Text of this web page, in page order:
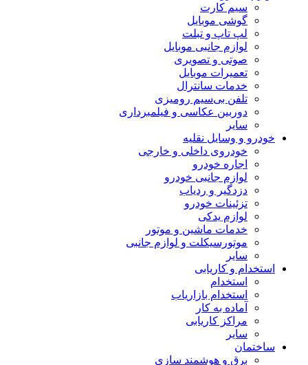
سیم کارت
گوشی موبایل
لپ تاپ و تبلت
لوازم جانبی موبایل
صوتی و تصویری
تعمیرات موبایل
خدمات سانترال
تلفن بی‌سیم رومیزی
دوربین عکاسی و فیلمبرداری
سایر
خودرو و وسایل نقلیه
خودروی داخلی و خارجی
اجاره خودرو
لوازم جانبی خودرو
دزدگیر و ردیاب
تزئینات خودرو
لوازم یدکی
خدمات ماشین و موتور
موتورسیکلت و لوازم جانبی
سایر
استخدام و کاریابی
استخدام
استخدام بازاریاب
آماده به کار
مراکز کاریابی
سایر
ساختمان
برق و هوشمند سازی